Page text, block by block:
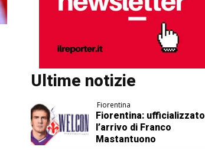
Ultime notizie
Fiorentina
Fiorentina: ufficializzato
l’arrivo di Franco
Mastantuono